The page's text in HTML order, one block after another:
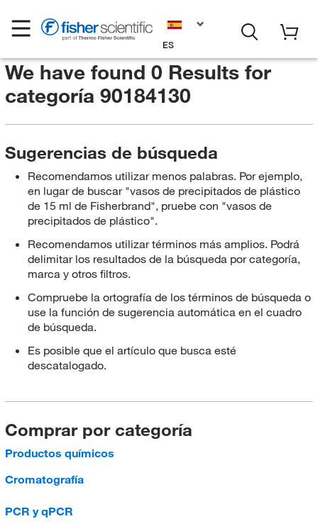
ES
We have found 0 Results for
categoría 90184130
Sugerencias de búsqueda
Recomendamos utilizar menos palabras. Por ejemplo,
en lugar de buscar "vasos de precipitados de plástico
de 15 ml de Fisherbrand", pruebe con "vasos de
precipitados de plástico".
Recomendamos utilizar términos más amplios. Podrá
delimitar los resultados de la búsqueda por categoría,
marca y otros filtros.
Compruebe la ortografía de los términos de búsqueda o
use la función de sugerencia automática en el cuadro
de búsqueda.
Es posible que el artículo que busca esté
descatalogado.
Comprar por categoría
Productos químicos
Cromatografía
PCR y qPCR